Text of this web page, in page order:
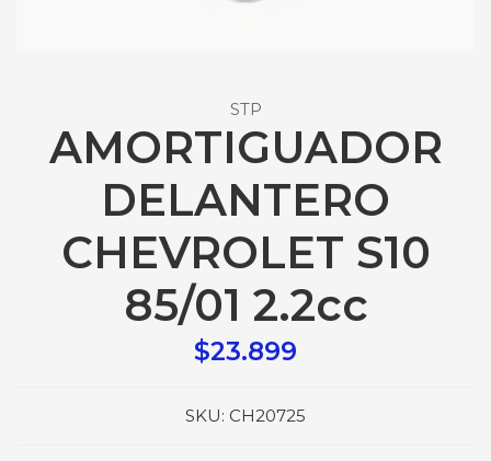
STP
AMORTIGUADOR
DELANTERO
CHEVROLET S10
85/01 2.2cc
$23.899
SKU: CH20725